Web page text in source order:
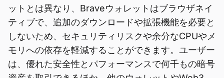
ットとは異なり、Braveウォレットはブラウザネイ
ティブで、追加のダウンロードや拡張機能を必要と
しないため、セキュリティリスクや余分なCPUやメ
モリへの依存を軽減することができます。ユーザー
は、優れた安全性とパフォーマンスで何千もの暗号